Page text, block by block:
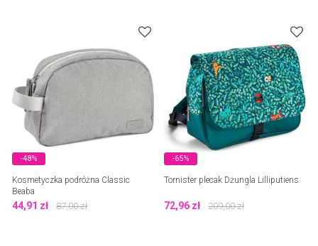
-48%
Kosmetyczka podróżna Classic
Beaba
44,91 zł 87,00zł
-65%
Tornister plecak Dżungla Lilliputiens
72,96 zł 209,00zł